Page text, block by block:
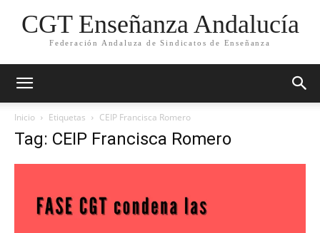
CGT Enseñanza Andalucía
Federación Andaluza de Sindicatos de Enseñanza
Inicio Etiquetas CEIP Francisca Romero
Tag: CEIP Francisca Romero